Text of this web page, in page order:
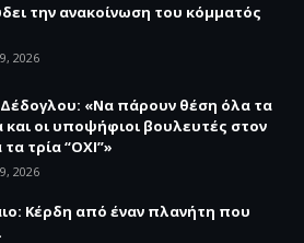
την ανακοίνωση του κόμματός
2026
«Να πάρουν θέση όλα τα
και οι υποψήφιοι βουλευτές στον
τρία “ΟΧΙ”»
2026
Κέρδη από έναν πλανήτη που